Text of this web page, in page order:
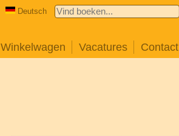
Deutsch
Winkelwagen Vacatures Contact